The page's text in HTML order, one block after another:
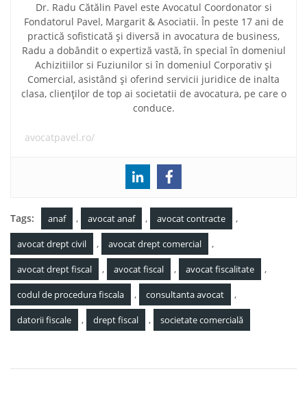
Dr. Radu Cătălin Pavel este Avocatul Coordonator si
Fondatorul Pavel, Margarit & Asociatii. În peste 17 ani de
practică sofisticată și diversă in avocatura de business,
Radu a dobândit o expertiză vastă, în special în domeniul
Achizitiilor si Fuziunilor si în domeniul Corporativ și
Comercial, asistând și oferind servicii juridice de inalta
clasa, clienților de top ai societatii de avocatura, pe care o
conduce.
avocatpavel.ro/
Tags: anaf , avocat anaf , avocat contracte ,
avocat drept civil , avocat drept comercial ,
avocat drept fiscal , avocat fiscal , avocat fiscalitate ,
codul de procedura fiscala , consultanta avocat ,
datorii fiscale , drept fiscal , societate comercială